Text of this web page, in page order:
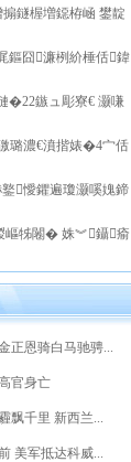
鐩楃増鐚栫崡 鐢靛
鏂囧濂栵紒棰佸鍏
�22鏃ュ彫寮€ 灏嗛
璐濃€濆揩婊�4宀佸
懓鑺遍瓊灏嗘媿鍗
嶇牬闂� 姝︾鑷瘉
正恩骑白马驰骋...
官身亡
飘千里 新西兰...
美军抵达科威...